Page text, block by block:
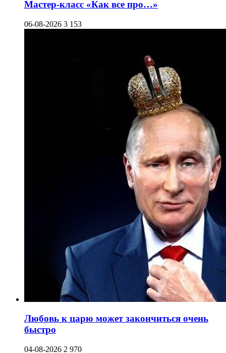
Мастер-класс «Как все про…»
06-08-2026 3 153
Любовь к царю может закончиться очень
быстро
04-08-2026 2 970